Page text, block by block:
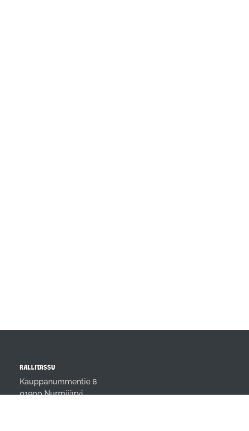
RALLITASSU
Kauppanummentie 8
01900 Nurmijärvi